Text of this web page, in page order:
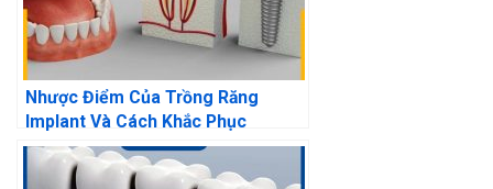
Nhược Điểm Của Trồng Răng
Implant Và Cách Khắc Phục